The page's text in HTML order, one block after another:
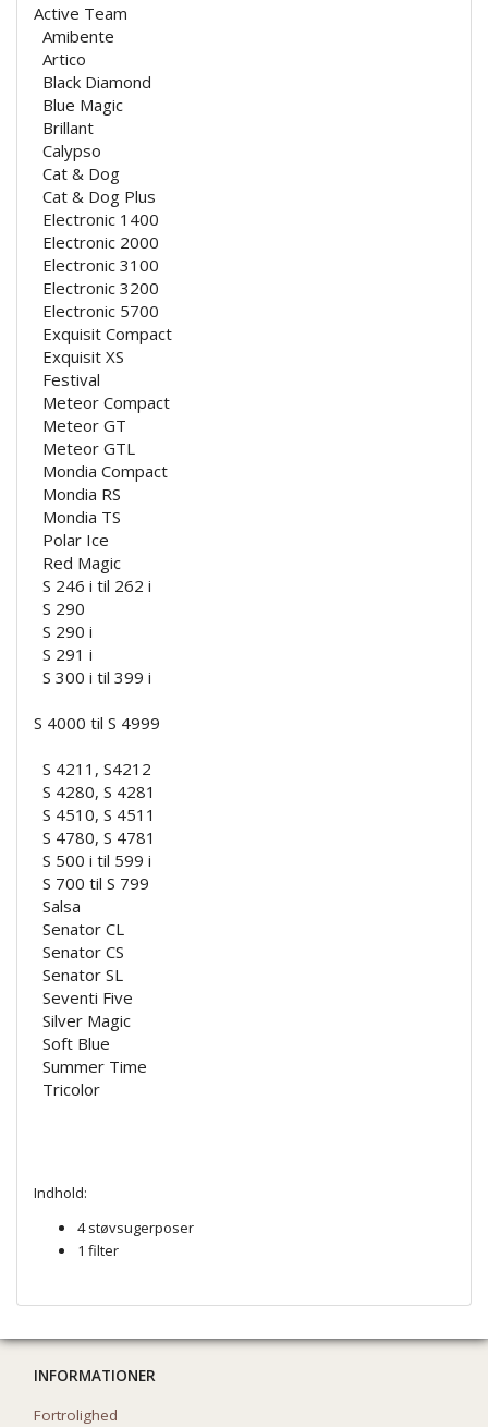
Active Team
Amibente
Artico
Black Diamond
Blue Magic
Brillant
Calypso
Cat & Dog
Cat & Dog Plus
Electronic 1400
Electronic 2000
Electronic 3100
Electronic 3200
Electronic 5700
Exquisit Compact
Exquisit XS
Festival
Meteor Compact
Meteor GT
Meteor GTL
Mondia Compact
Mondia RS
Mondia TS
Polar Ice
Red Magic
S 246 i til 262 i
S 290
S 290 i
S 291 i
S 300 i til 399 i
S 4000 til S 4999
S 4211, S4212
S 4280, S 4281
S 4510, S 4511
S 4780, S 4781
S 500 i til 599 i
S 700 til S 799
Salsa
Senator CL
Senator CS
Senator SL
Seventi Five
Silver Magic
Soft Blue
Summer Time
Tricolor
Indhold:
4 støvsugerposer
1 filter
INFORMATIONER
Fortrolighed